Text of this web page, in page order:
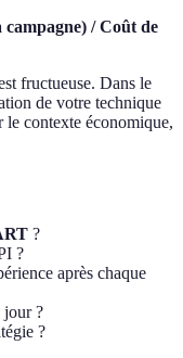
/ Coût de
fructueuse. Dans le
de votre technique
contexte économique,
?
?
après chaque
jour ?
?